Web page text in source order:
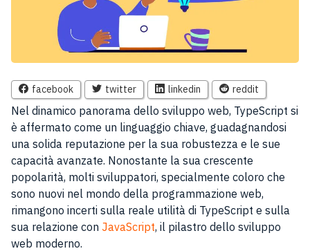
facebook twitter linkedin reddit
Nel dinamico panorama dello sviluppo web, TypeScript si
è affermato come un linguaggio chiave, guadagnandosi
una solida reputazione per la sua robustezza e le sue
capacità avanzate. Nonostante la sua crescente
popolarità, molti sviluppatori, specialmente coloro che
sono nuovi nel mondo della programmazione web,
rimangono incerti sulla reale utilità di TypeScript e sulla
sua relazione con JavaScript, il pilastro dello sviluppo
web moderno.